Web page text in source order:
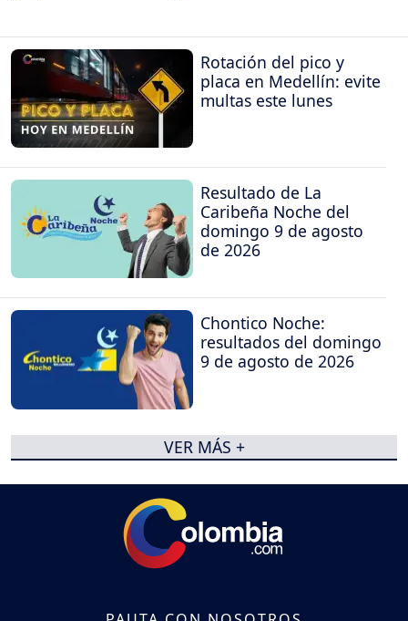
Rotación del pico y
placa en Medellín: evite
multas este lunes
Resultado de La
Caribeña Noche del
domingo 9 de agosto
de 2026
Chontico Noche:
resultados del domingo
9 de agosto de 2026
VER MÁS +